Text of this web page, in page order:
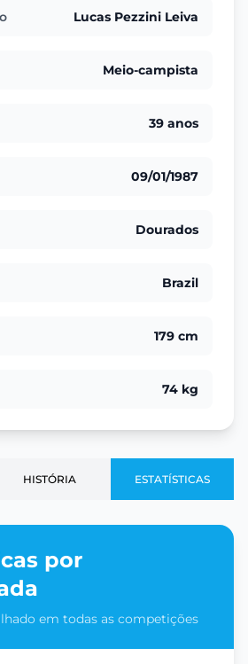
Lucas Pezzini Leiva
Meio-campista
39 anos
09/01/1987
Dourados
Brazil
179 cm
74 kg
HISTÓRIA ESTATÍSTICAS
por
em todas as competições